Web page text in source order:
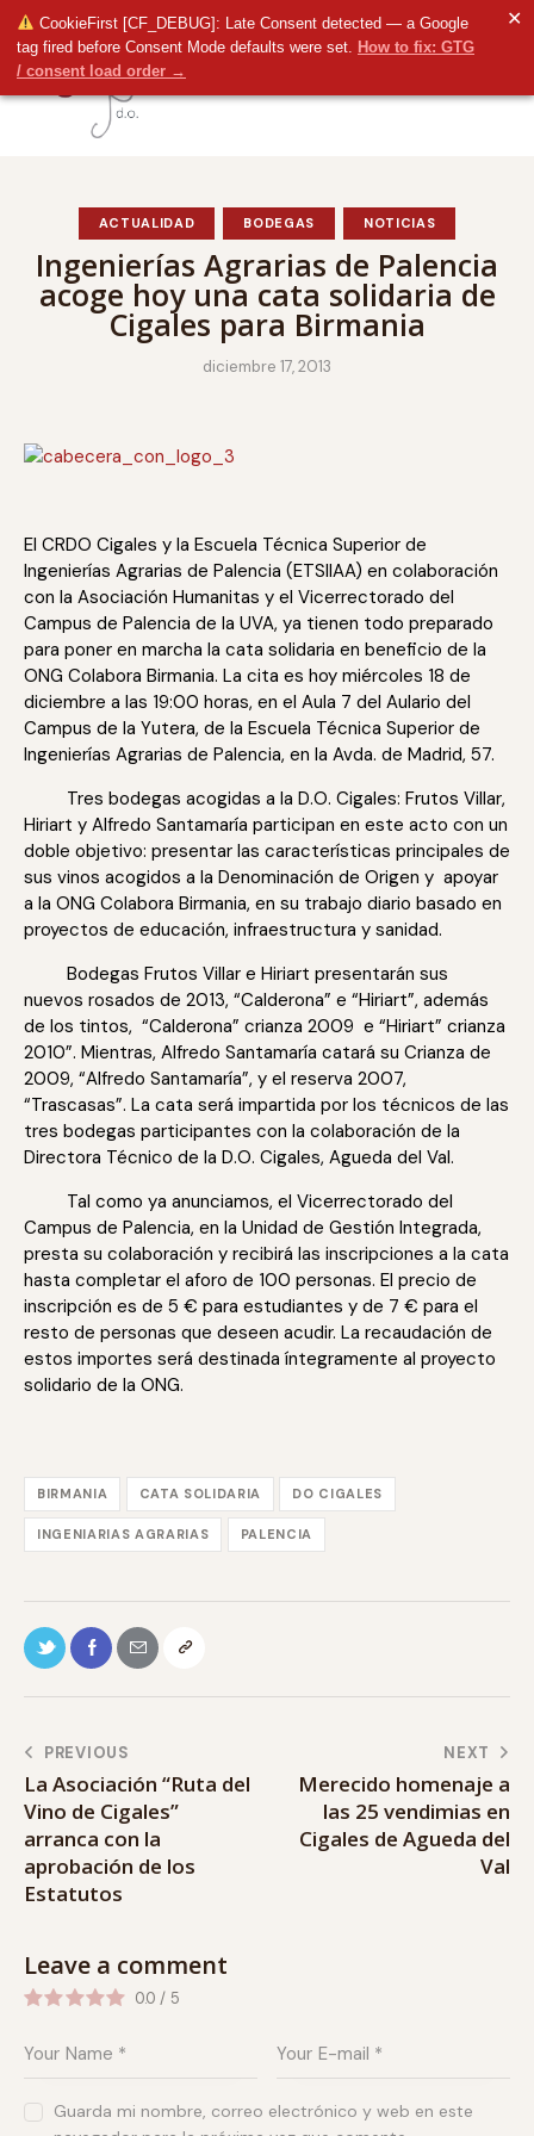
CookieFirst [CF_DEBUG]: Late Consent detected — a Google
tag fired before Consent Mode defaults were set. How to fix: GTG
/ consent load order →
✕
ACTUALIDAD BODEGAS NOTICIAS
Ingenierías Agrarias de Palencia
acoge hoy una cata solidaria de
Cigales para Birmania
diciembre 17, 2013
El CRDO Cigales y la Escuela Técnica Superior de
Ingenierías Agrarias de Palencia (ETSIIAA) en colaboración
con la Asociación Humanitas y el Vicerrectorado del
Campus de Palencia de la UVA, ya tienen todo preparado
para poner en marcha la cata solidaria en beneficio de la
ONG Colabora Birmania. La cita es hoy miércoles 18 de
diciembre a las 19:00 horas, en el Aula 7 del Aulario del
Campus de la Yutera, de la Escuela Técnica Superior de
Ingenierías Agrarias de Palencia, en la Avda. de Madrid, 57.
Tres bodegas acogidas a la D.O. Cigales: Frutos Villar,
Hiriart y Alfredo Santamaría participan en este acto con un
doble objetivo: presentar las características principales de
sus vinos acogidos a la Denominación de Origen y apoyar
a la ONG Colabora Birmania, en su trabajo diario basado en
proyectos de educación, infraestructura y sanidad.
Bodegas Frutos Villar e Hiriart presentarán sus
nuevos rosados de 2013, “Calderona” e “Hiriart”, además
de los tintos, “Calderona” crianza 2009 e “Hiriart” crianza
2010”. Mientras, Alfredo Santamaría catará su Crianza de
2009, “Alfredo Santamaría”, y el reserva 2007,
“Trascasas”. La cata será impartida por los técnicos de las
tres bodegas participantes con la colaboración de la
Directora Técnico de la D.O. Cigales, Agueda del Val.
Tal como ya anunciamos, el Vicerrectorado del
Campus de Palencia, en la Unidad de Gestión Integrada,
presta su colaboración y recibirá las inscripciones a la cata
hasta completar el aforo de 100 personas. El precio de
inscripción es de 5 € para estudiantes y de 7 € para el
resto de personas que deseen acudir. La recaudación de
estos importes será destinada íntegramente al proyecto
solidario de la ONG.
BIRMANIA CATA SOLIDARIA DO CIGALES
INGENIARIAS AGRARIAS PALENCIA
PREVIOUS
La Asociación “Ruta del
Vino de Cigales”
arranca con la
aprobación de los
Estatutos
NEXT
Merecido homenaje a
las 25 vendimias en
Cigales de Agueda del
Val
Leave a comment
0.0 / 5
Guarda mi nombre, correo electrónico y web en este